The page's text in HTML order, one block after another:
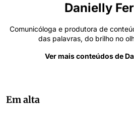
Danielly
Comunicóloga e produtora de
das palavras, do brilho no
Ver mais conteúdos de
Em alta